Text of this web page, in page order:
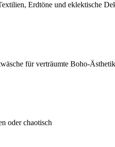
Erdtöne und eklektische
für verträumte Boho-Ästhetik
oder chaotisch